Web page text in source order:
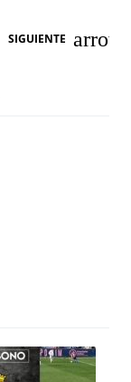
SIGUIENTE